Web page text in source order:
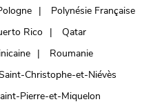
Polynésie Française
Rico
Qatar
Roumanie
Christophe-et-Niévès
Pierre-et-Miquelon